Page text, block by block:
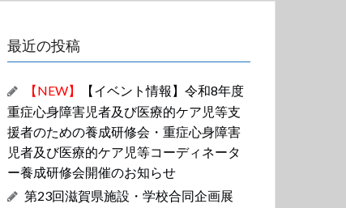
最近の投稿
【NEW】
【イベント情報】令和8年度
重症心身障害児者及び医療的ケア児等支
援者のための養成研修会・重症心身障害
児者及び医療的ケア児等コーディネータ
ー養成研修会開催のお知らせ
第23回滋賀県施設・学校合同企画展